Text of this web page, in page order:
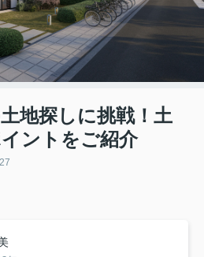
地探しに挑戦！土
ントをご紹介